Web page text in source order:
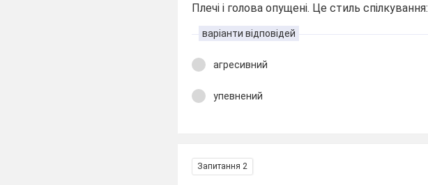
Плечі і голова опущені. Це стиль спілкування:
варіанти відповідей
агресивний
упевнений
Запитання 2